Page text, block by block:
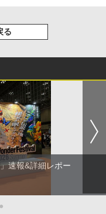
る
速報&詳細レポー
●